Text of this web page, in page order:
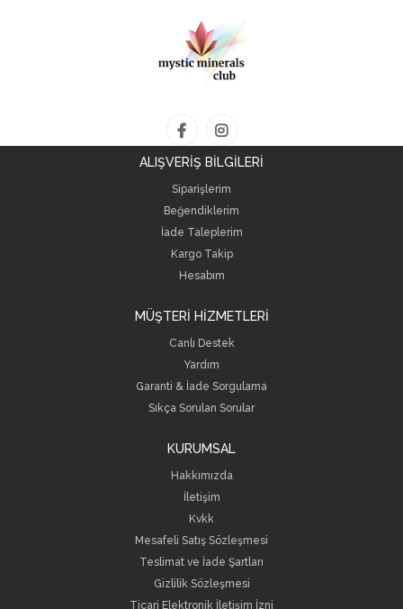
ALIŞVERİŞ BİLGİLERİ
Siparişlerim
Beğendiklerim
İade Taleplerim
Kargo Takip
Hesabım
MÜŞTERİ HİZMETLERİ
Canlı Destek
Yardım
Garanti & İade Sorgulama
Sıkça Sorulan Sorular
KURUMSAL
Hakkımızda
İletişim
Kvkk
Mesafeli Satış Sözleşmesi
Teslimat ve İade Şartları
Gizlilik Sözleşmesi
Ticari Elektronik İletişim İzni